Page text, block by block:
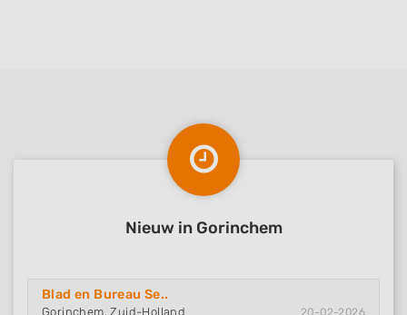
Nieuw in Gorinchem
Blad en Bureau Se..
Gorinchem, Zuid-Holland 20-02-2026